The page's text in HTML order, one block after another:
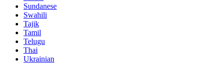
Sundanese
Swahili
Tajik
Tamil
Telugu
Thai
Ukrainian